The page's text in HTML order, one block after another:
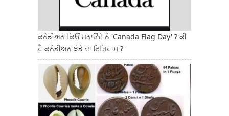
ਕਨੇਡੀਅਨ ਕਿਉਂ ਮਨਾਉਂਦੇ ਨੇ 'Canada Flag Day' ? ਕੀ
ਹੈ ਕਨੇਡੀਅਨ ਝੰਡੇ ਦਾ ਇਤਿਹਾਸ ?